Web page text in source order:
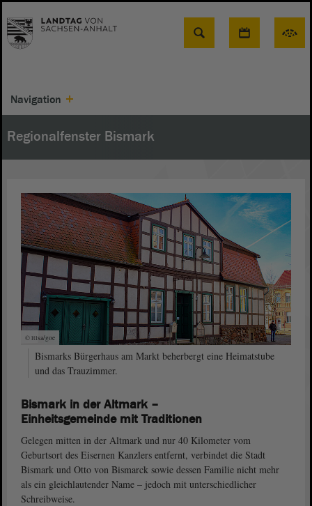
Suche
Navigation
Regionalfenster Bismark
© ltlsa/goe
Bismarks Bürgerhaus am Markt beherbergt eine Heimatstube
und das Trauzimmer.
Bismark in der Altmark –
Einheitsgemeinde mit Traditionen
Gelegen mitten in der Altmark und nur 40 Kilometer vom
Geburtsort des Eisernen Kanzlers entfernt, verbindet die Stadt
Bismark und Otto von Bismarck sowie dessen Familie nicht mehr
als ein gleichlautender Name – jedoch mit unterschiedlicher
Schreibweise.